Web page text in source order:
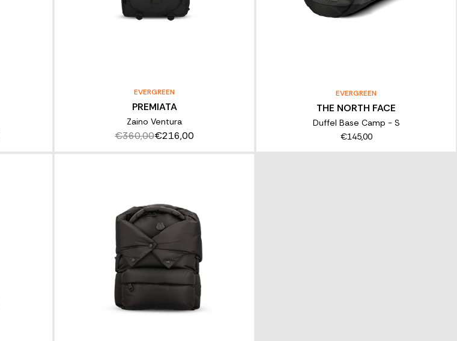
EVERGREEN
PREMIATA
Zaino Ventura
€360,00€216,00
EVERGREEN
THE NORTH FACE
Duffel Base Camp - S
€145,00